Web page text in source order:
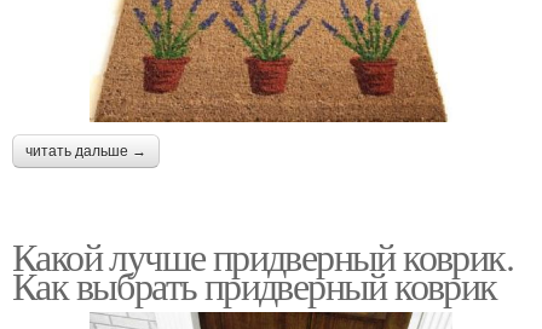
читать дальше →
Какой лучше придверный коврик.
Как выбрать придверный коврик